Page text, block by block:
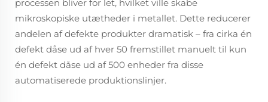
processen bliver for let, hvilket ville skabe
mikroskopiske utætheder i metallet. Dette reducerer
andelen af defekte produkter dramatisk – fra cirka én
defekt dåse ud af hver 50 fremstillet manuelt til kun
én defekt dåse ud af 500 enheder fra disse
automatiserede produktionslinjer.